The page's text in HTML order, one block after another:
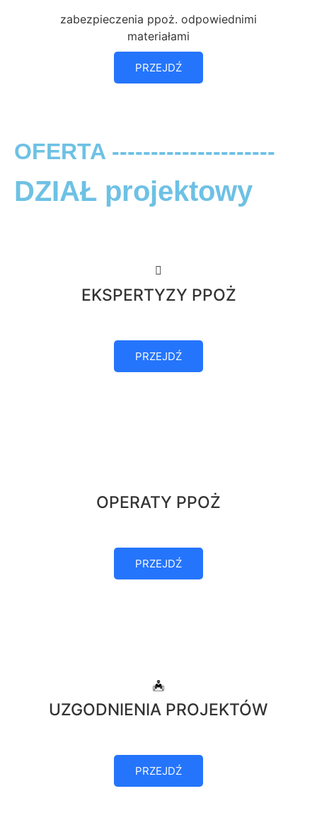
zabezpieczenia ppoż. odpowiednimi
materiałami
PRZEJDŹ
OFERTA ---------------------
DZIAŁ projektowy
EKSPERTYZY PPOŻ
PRZEJDŹ
OPERATY PPOŻ
PRZEJDŹ
UZGODNIENIA PROJEKTÓW
PRZEJDŹ